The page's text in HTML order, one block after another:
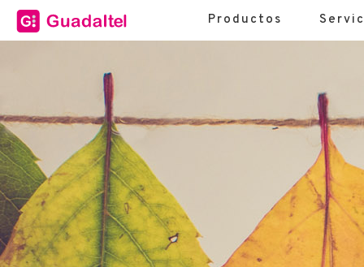
Productos